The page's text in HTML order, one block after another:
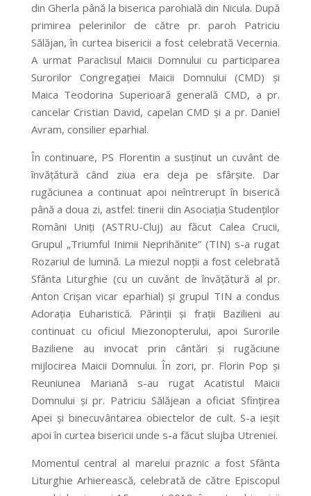
din Gherla până la biserica parohială din Nicula. După
primirea pelerinilor de către pr. paroh Patriciu
Sălăjan, în curtea bisericii a fost celebrată Vecernia.
A urmat Paraclisul Maicii Domnului cu participarea
Surorilor Congregației Maicii Domnului (CMD) și
Maica Teodorina Superioară generală CMD, a pr.
cancelar Cristian David, capelan CMD și a pr. Daniel
Avram, consilier eparhial.
În continuare, PS Florentin a susținut un cuvânt de
învățătură când ziua era deja pe sfârșite. Dar
rugăciunea a continuat apoi neîntrerupt în biserică
până a doua zi, astfel: tinerii din Asociația Studenților
Români Uniți (ASTRU-Cluj) au făcut Calea Crucii,
Grupul „Triumful Inimii Neprihănite” (TIN) s-a rugat
Rozariul de lumină. La miezul nopții a fost celebrată
Sfânta Liturghie (cu un cuvânt de învățătură al pr.
Anton Crișan vicar eparhial) și grupul TIN a condus
Adorația Euharistică. Părinții și frații Bazilieni au
continuat cu oficiul Miezonopterului, apoi Surorile
Baziliene au invocat prin cântări și rugăciune
mijlocirea Maicii Domnului. În zori, pr. Florin Pop și
Reuniunea Mariană s-au rugat Acatistul Maicii
Domnului și pr. Patriciu Sălăjean a oficiat Sfințirea
Apei și binecuvântarea obiectelor de cult. S-a ieșit
apoi în curtea bisericii unde s-a făcut slujba Utreniei.
Momentul central al marelui praznic a fost Sfânta
Liturghie Arhierească, celebrată de către Episcopul